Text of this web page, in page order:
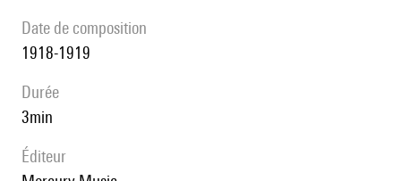
date de composition
1918-1919
durée
3min
éditeur